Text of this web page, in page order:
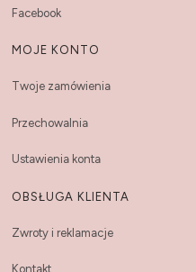
Facebook
MOJE KONTO
Twoje zamówienia
Przechowalnia
Ustawienia konta
OBSŁUGA KLIENTA
Zwroty i reklamacje
Kontakt